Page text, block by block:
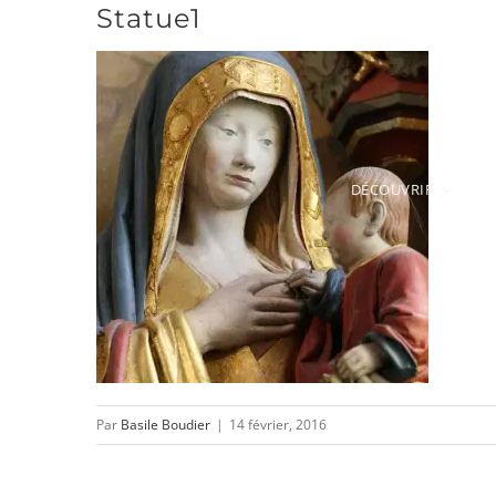
DÉCOUVRIR
Statue1
Par Basile Boudier | 14 février, 2016